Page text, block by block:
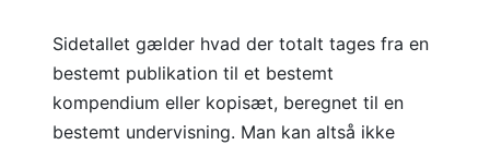
Sidetallet gælder hvad der totalt tages fra en
bestemt publikation til et bestemt
kompendium eller kopisæt, beregnet til en
bestemt undervisning. Man kan altså ikke